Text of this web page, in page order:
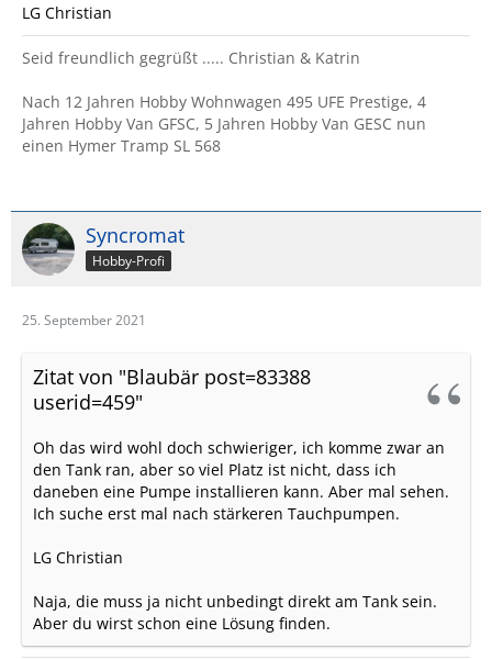
LG Christian
Seid freundlich gegrüßt ..... Christian & Katrin
Nach 12 Jahren Hobby Wohnwagen 495 UFE Prestige, 4
Jahren Hobby Van GFSC, 5 Jahren Hobby Van GESC nun
einen Hymer Tramp SL 568
Syncromat
Hobby-Profi
25. September 2021
Zitat von "Blaubär post=83388
userid=459"
Oh das wird wohl doch schwieriger, ich komme zwar an
den Tank ran, aber so viel Platz ist nicht, dass ich
daneben eine Pumpe installieren kann. Aber mal sehen.
Ich suche erst mal nach stärkeren Tauchpumpen.
LG Christian
Naja, die muss ja nicht unbedingt direkt am Tank sein.
Aber du wirst schon eine Lösung finden.